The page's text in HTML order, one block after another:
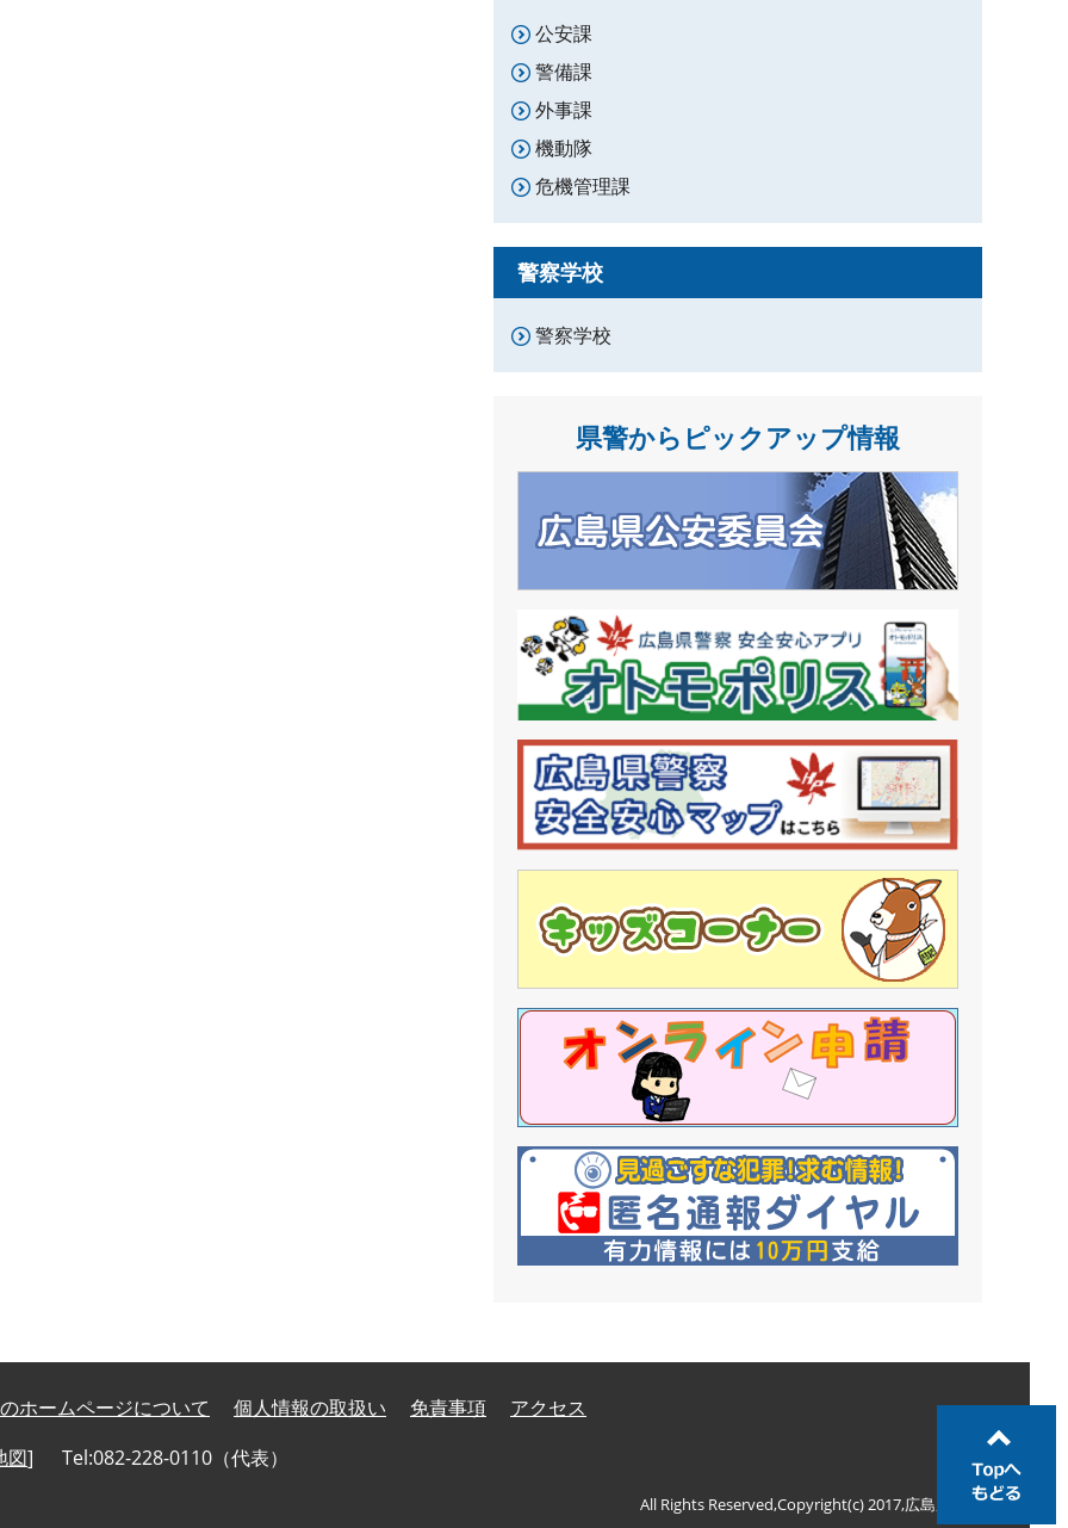
公安課
警備課
外事課
機動隊
危機管理課
警察学校
警察学校
県警からピックアップ情報
ホームページについて 個人情報の取扱い 免責事項
アクセス
図] Tel:082-228-0110（代表）
All Rights Reserved,Copyright(c) 2017,広島県警察